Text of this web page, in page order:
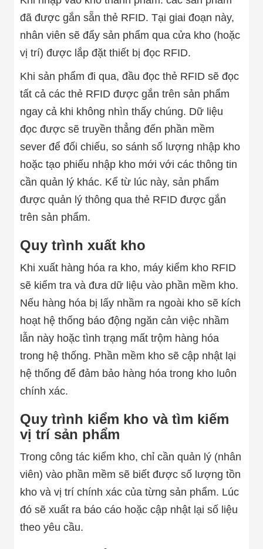
Tử
Súng Bắn
Flycam
Robot Tự Hành
SOÁT RA VÀO
Cổng Dò Kim
Loại
Máy Soi Hành
Lý (X-Ray)
Cổng Phân Làn
Tự Động
Nhận Diện
Khuôn Mặt
Hệ Thống Điện
Nhẹ
Thiết Bị Theo
Ngành
Matrixcope
Công Nghiệp
Thiết Bị Ngành
Giáo Dục
Thiết Bị Ngành
Thủy Sản
Thiết Bị Ngành
Giày Da, Túi
Xách
Dự Án Triển
Thủy Sản
Dự Án Ngành
Siêu Thị - Ngân
Hàng
Dự Án Ngành
Giáo Dục -
Dự Án Ngành
đã được gắn sẵn thẻ RFID. Tại giai đoạn này,
nhân viên sẽ đẩy sản phẩm qua cửa kho (hoặc
vị trí) được lắp đặt thiết bị đọc RFID.
Khi sản phẩm đi qua, đầu đọc thẻ RFID sẽ đọc
tất cả các thẻ RFID được gắn trên sản phẩm
ngay cả khi không nhìn thấy chúng. Dữ liệu
đọc được sẽ truyền thẳng đến phần mềm
sever để đối chiếu, so sánh số lượng nhập kho
hoặc tạo phiếu nhập kho mới với các thông tin
cần quản lý khác. Kể từ lúc này, sản phẩm
được quản lý thông qua thẻ RFID được gắn
trên sản phẩm.
Quy trình xuất kho
Khi xuất hàng hóa ra kho, máy kiểm kho RFID
sẽ kiểm tra và đưa dữ liệu vào phần mềm kho.
Nếu hàng hóa bị lấy nhầm ra ngoài kho sẽ kích
hoạt hệ thống báo động ngăn cản việc nhầm
lẫn này hoặc tình trạng mất trộm hàng hóa
trong hệ thống. Phần mềm kho sẽ cập nhật lại
hệ thống để đảm bảo hàng hóa trong kho luôn
chính xác.
Quy trình kiểm kho và tìm kiếm
vị trí sản phẩm
Trong công tác kiểm kho, chỉ cần quản lý (nhân
viên) vào phần mềm sẽ biết được số lượng tồn
kho và vị trí chính xác của từng sản phẩm. Lúc
đó sẽ xuất ra báo cáo hoặc cập nhật lại số liệu
theo yêu cầu.